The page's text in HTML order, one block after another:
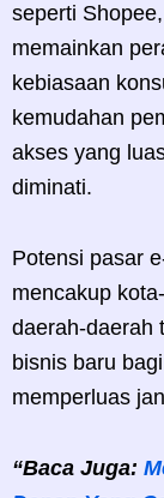
seperti
memainkan
kebiasaan
kemudahan
akses yang
diminati.
Potensi pasar
mencakup
daerah-daerah
bisnis baru
memperluas
“Baca Juga: